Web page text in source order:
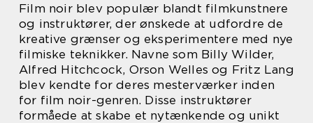
Film noir blev populær blandt filmkunstnere
og instruktører, der ønskede at udfordre de
kreative grænser og eksperimentere med nye
filmiske teknikker. Navne som Billy Wilder,
Alfred Hitchcock, Orson Welles og Fritz Lang
blev kendte for deres mesterværker inden
for film noir-genren. Disse instruktører
formåede at skabe et nytænkende og unikt